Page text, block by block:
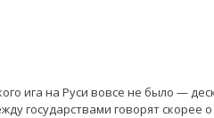
ига на Руси вовсе не было —
государствами говорят скорее